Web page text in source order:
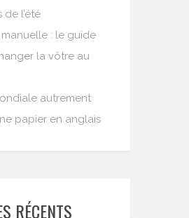
l’été
: le guide
la vôtre au
autrement
papier en anglais
RÉCENTS